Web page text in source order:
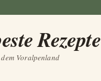
Rezepte
dem Voralpenland